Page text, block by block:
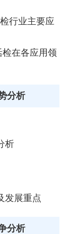
行业主要应
在各应用领
分析
析
发展重点
分析